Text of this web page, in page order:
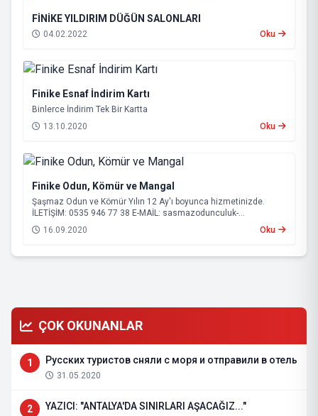
FİNİKE YILDIRIM DÜĞÜN SALONLARI
04.02.2022 Oku
Finike Esnaf İndirim Kartı
Binlerce İndirim Tek Bir Kartta
13.10.2020
Oku
Finike Odun, Kömür ve Mangal
Şaşmaz Odun ve Kömür Yılın 12 Ay'ı boyunca hizmetinizde.
İLETİŞİM: 0535 946 77 38 E-MAİL: sasmazodunculuk-
serik@hotmail.com
16.09.2020 Oku
ÇOK OKUNANLAR
1 Русских туристов сняли с моря и отправили в отель
31.05.2020
2 YAZICI: "ANTALYA'DA SINIRLARI AŞACAĞIZ..."